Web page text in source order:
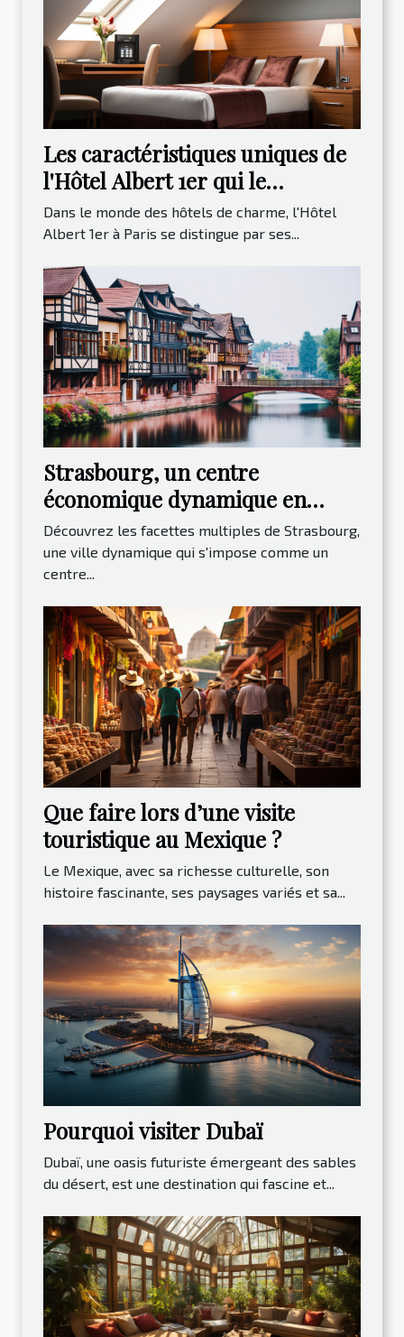
Les caractéristiques uniques de
l'Hôtel Albert 1er qui le
distinguent
Dans le monde des hôtels de charme, l'Hôtel
Albert 1er à Paris se distingue par ses...
Strasbourg, un centre
économique dynamique en
Europe
Découvrez les facettes multiples de Strasbourg,
une ville dynamique qui s'impose comme un
centre...
Que faire lors d’une visite
touristique au Mexique ?
Le Mexique, avec sa richesse culturelle, son
histoire fascinante, ses paysages variés et sa...
Pourquoi visiter Dubaï
Dubaï, une oasis futuriste émergeant des sables
du désert, est une destination qui fascine et...